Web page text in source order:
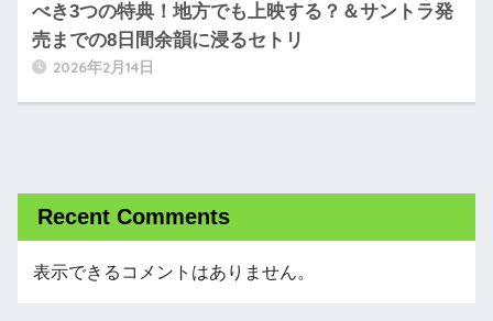
べき3つの特典！地方でも上映する？＆サントラ発
売までの8日間余韻に浸るセトリ
2026年2月14日
Recent Comments
表示できるコメントはありません。